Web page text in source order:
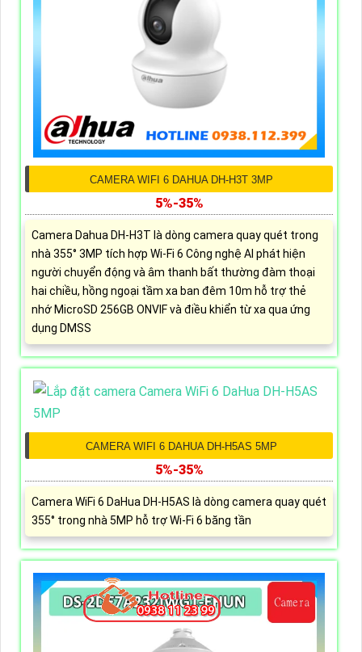
CAMERA WIFI 6 DAHUA DH-H3T 3MP
5%-35%
Camera Dahua DH-H3T là dòng camera quay quét trong
nhà 355° 3MP tích hợp Wi-Fi 6 Công nghệ AI phát hiện
người chuyển động và âm thanh bất thường đàm thoại
hai chiều, hồng ngoại tầm xa ban đêm 10m hỗ trợ thẻ
nhớ MicroSD 256GB ONVIF và điều khiển từ xa qua ứng
dụng DMSS
CAMERA WIFI 6 DAHUA DH-H5AS 5MP
5%-35%
Camera WiFi 6 DaHua DH-H5AS là dòng camera quay quét
355° trong nhà 5MP hỗ trợ Wi-Fi 6 băng tần